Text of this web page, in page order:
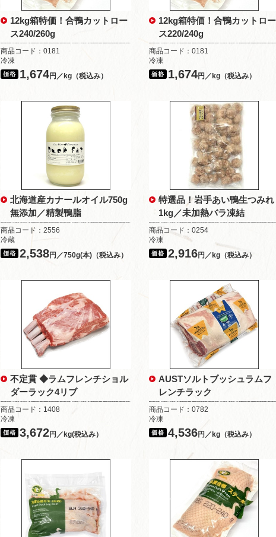
12kg箱特価！合鴨カットロー
ス240/260g
商品コード：0181
冷凍
1,674円／kg（税込み）
12kg箱特価！合鴨カットロー
ス220/240g
商品コード：0181
冷凍
1,674円／kg（税込み）
北海道産カナールオイル750g
無添加／精製鴨脂
商品コード：2556
冷蔵
2,538円／750g(本)（税込み）
特選品！岩手あい鴨生つみれ
1kg／未加熱バラ凍結
商品コード：0254
冷凍
2,916円／kg（税込み）
不定貫 ◆ラムフレンチショル
ダーラック4リブ
商品コード：1408
冷凍
3,672円／kg(税込み）
AUSTソルトブッシュラムフ
レンチラック
商品コード：0782
冷凍
4,536円／kg（税込み）